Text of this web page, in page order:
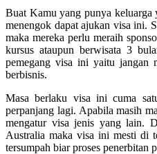
Buat Kamu yang punya
menengok dapat ajukan visa ini.
maka mereka perlu meraih
kursus ataupun berwisata 3
pemegang visa ini yaitu jangan
berbisnis.
Masa berlaku visa ini cuma
perpanjang lagi. Apabila masih
mengatur visa jenis yang lain.
Australia maka visa ini mesti di
tersumpah biar proses penerbitan